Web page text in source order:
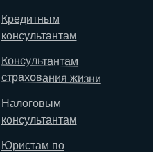
Кредитным
консультантам
Консультантам
страхования жизни
Налоговым
консультантам
Юристам по